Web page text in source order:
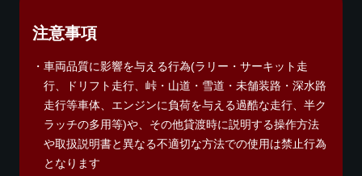
注意事項
車両品質に影響を与える行為(ラリー・サーキット走
行、ドリフト走行、峠・山道・雪道・未舗装路・深水路
走行等車体、エンジンに負荷を与える過酷な走行、半ク
ラッチの多用等)や、その他貸渡時に説明する操作方法
や取扱説明書と異なる不適切な方法での使用は禁止行為
となります